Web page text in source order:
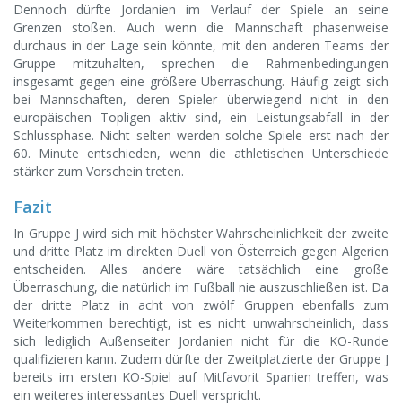
Dennoch dürfte Jordanien im Verlauf der Spiele an seine
Grenzen stoßen. Auch wenn die Mannschaft phasenweise
durchaus in der Lage sein könnte, mit den anderen Teams der
Gruppe mitzuhalten, sprechen die Rahmenbedingungen
insgesamt gegen eine größere Überraschung. Häufig zeigt sich
bei Mannschaften, deren Spieler überwiegend nicht in den
europäischen Topligen aktiv sind, ein Leistungsabfall in der
Schlussphase. Nicht selten werden solche Spiele erst nach der
60. Minute entschieden, wenn die athletischen Unterschiede
stärker zum Vorschein treten.
Fazit
In Gruppe J wird sich mit höchster Wahrscheinlichkeit der zweite
und dritte Platz im direkten Duell von Österreich gegen Algerien
entscheiden. Alles andere wäre tatsächlich eine große
Überraschung, die natürlich im Fußball nie auszuschließen ist. Da
der dritte Platz in acht von zwölf Gruppen ebenfalls zum
Weiterkommen berechtigt, ist es nicht unwahrscheinlich, dass
sich lediglich Außenseiter Jordanien nicht für die KO-Runde
qualifizieren kann. Zudem dürfte der Zweitplatzierte der Gruppe J
bereits im ersten KO-Spiel auf Mitfavorit Spanien treffen, was
ein weiteres interessantes Duell verspricht.